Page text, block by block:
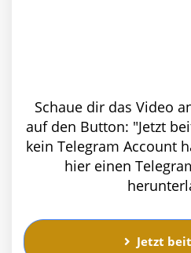
Schaue dir das Video
auf den Button: "Jetzt
kein Telegram Account
hier einen
Jetzt